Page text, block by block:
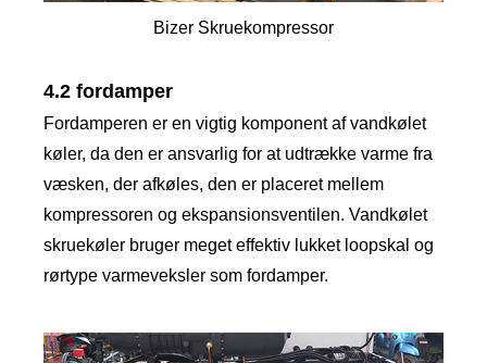
Bizer Skruekompressor
4.2 fordamper
Fordamperen er en vigtig komponent af vandkølet
køler, da den er ansvarlig for at udtrække varme fra
væsken, der afkøles, den er placeret mellem
kompressoren og ekspansionsventilen. Vandkølet
skruekøler bruger meget effektiv lukket loopskal og
rørtype varmeveksler som fordamper.